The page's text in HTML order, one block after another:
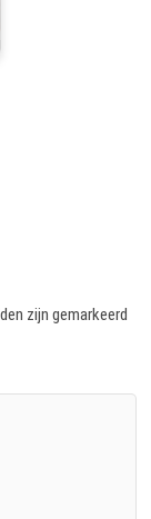
zijn gemarkeerd